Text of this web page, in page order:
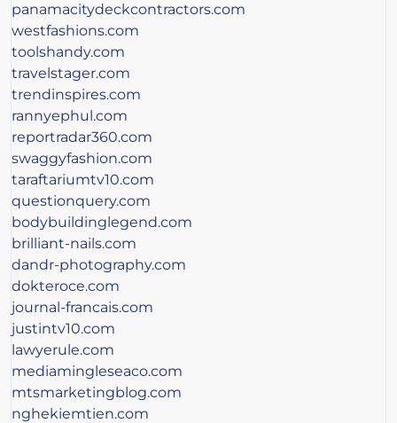
panamacitydeckcontractors.com
westfashions.com
toolshandy.com
travelstager.com
trendinspires.com
rannyephul.com
reportradar360.com
swaggyfashion.com
taraftariumtv10.com
questionquery.com
bodybuildinglegend.com
brilliant-nails.com
dandr-photography.com
dokteroce.com
journal-francais.com
justintv10.com
lawyerule.com
mediamingleseaco.com
mtsmarketingblog.com
nghekiemtien.com